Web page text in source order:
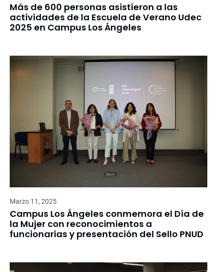
Más de 600 personas asistieron a las
actividades de la Escuela de Verano Udec
2025 en Campus Los Ángeles
Marzo 11, 2025
Campus Los Ángeles conmemora el Día de
la Mujer con reconocimientos a
funcionarias y presentación del Sello PNUD